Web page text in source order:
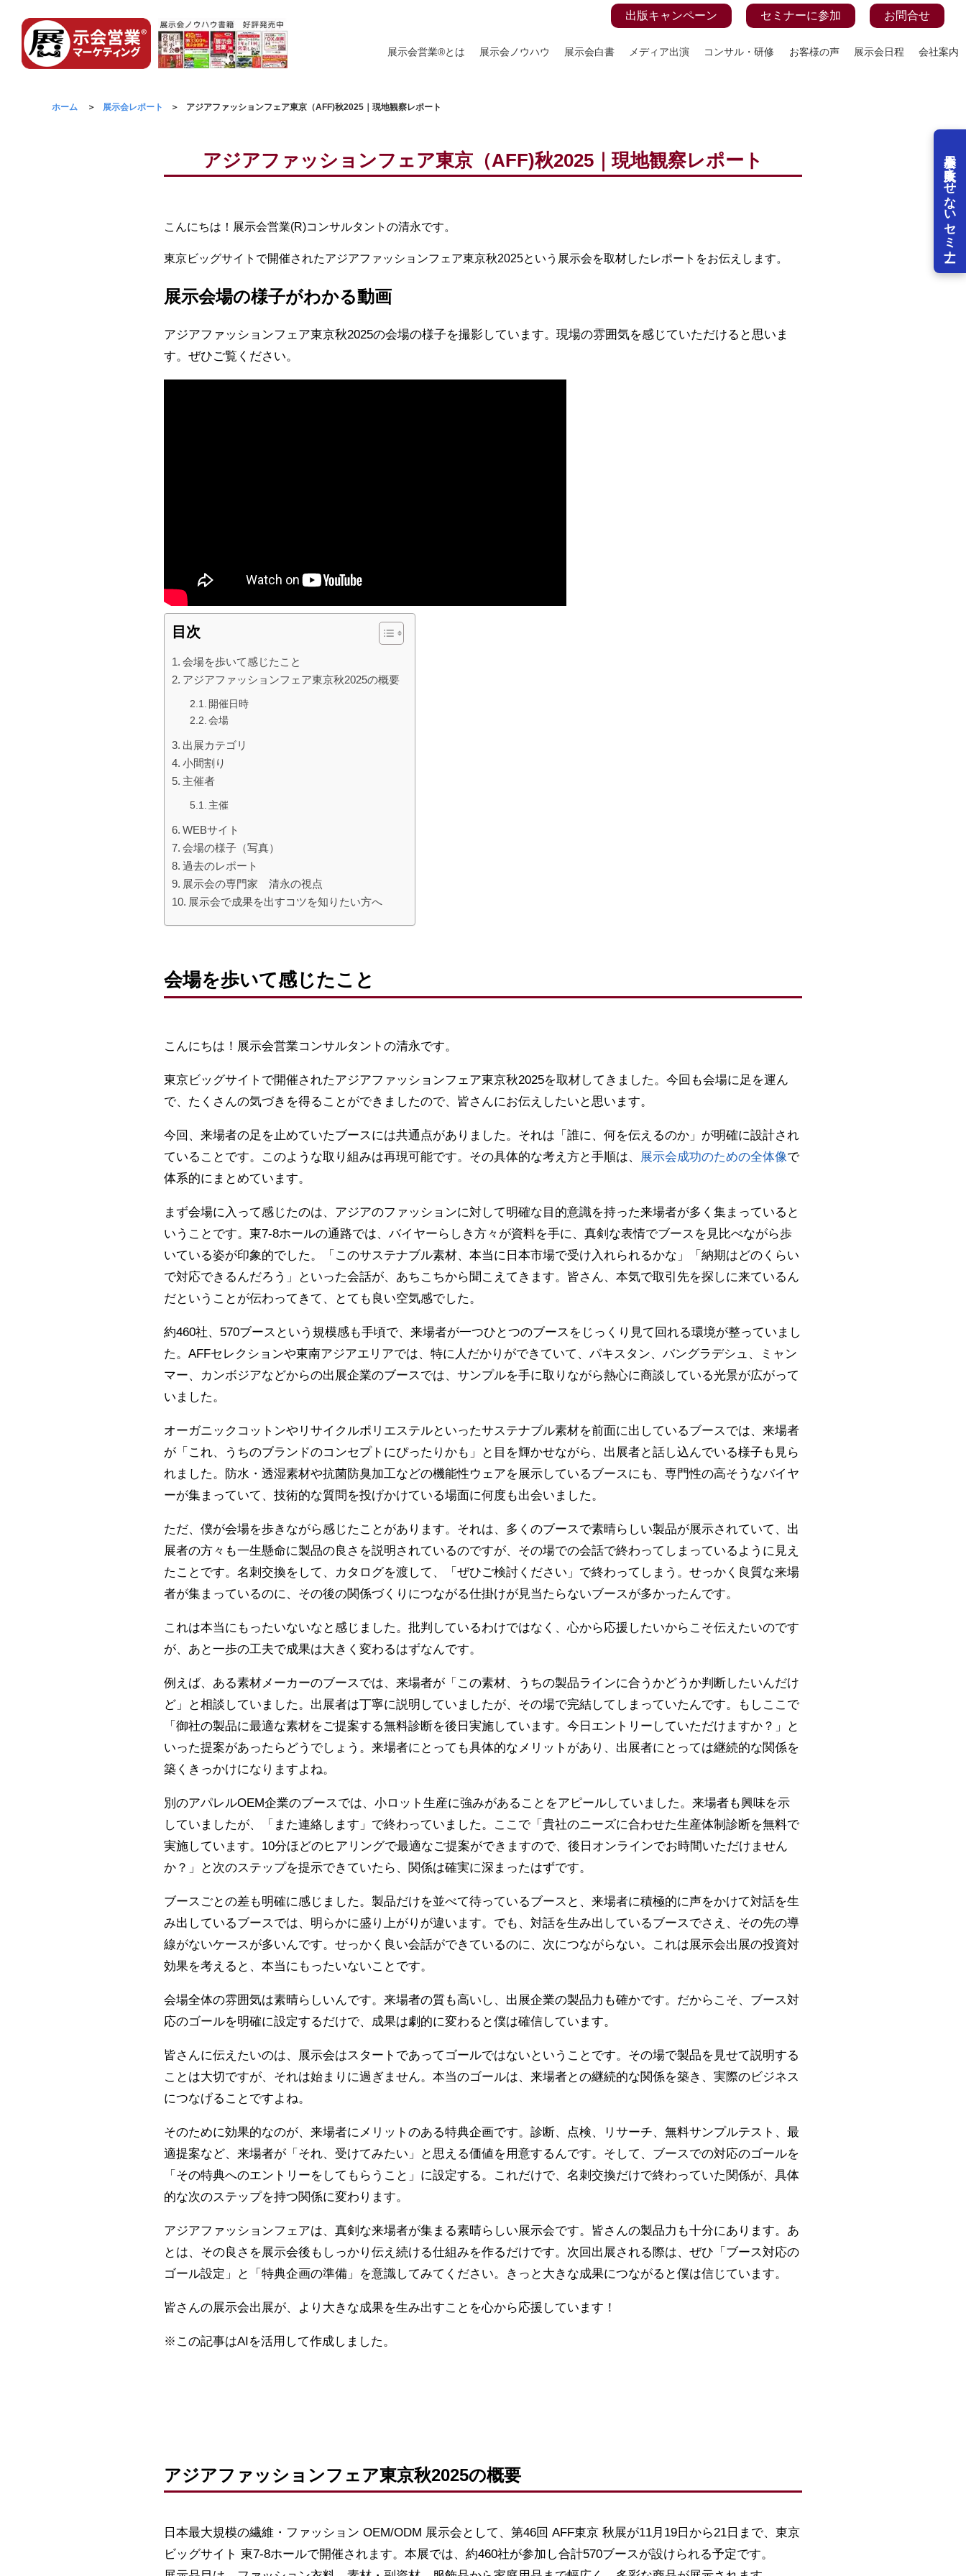
展示会を失敗させないセミナー
出版キャンペーン セミナーに参加 お問合せ
展示会営業®とは 展示会ノウハウ 展示会白書 メディア出演 コンサル・研修 お客様の声 展示会日程 会社案内
ホーム 展示会レポート アジアファッションフェア東京（AFF)秋2025｜現地観察レポート
アジアファッションフェア東京（AFF)秋2025｜現地観察レポート
こんにちは！展示会営業(R)コンサルタントの清永です。
東京ビッグサイトで開催されたアジアファッションフェア東京秋2025という展示会を取材したレポートをお伝えします。
展示会場の様子がわかる動画
アジアファッションフェア東京秋2025の会場の様子を撮影しています。現場の雰囲気を感じていただけると思いま
す。ぜひご覧ください。
目次
会場を歩いて感じたこと
アジアファッションフェア東京秋2025の概要
開催日時
会場
出展カテゴリ
小間割り
主催者
主催
WEBサイト
会場の様子（写真）
過去のレポート
展示会の専門家 清永の視点
展示会で成果を出すコツを知りたい方へ
会場を歩いて感じたこと
こんにちは！展示会営業コンサルタントの清永です。
東京ビッグサイトで開催されたアジアファッションフェア東京秋2025を取材してきました。今回も会場に足を運ん
で、たくさんの気づきを得ることができましたので、皆さんにお伝えしたいと思います。
今回、来場者の足を止めていたブースには共通点がありました。それは「誰に、何を伝えるのか」が明確に設計され
ていることです。このような取り組みは再現可能です。その具体的な考え方と手順は、 展示会成功のための全体像で
体系的にまとめています。
まず会場に入って感じたのは、アジアのファッションに対して明確な目的意識を持った来場者が多く集まっていると
いうことです。東7-8ホールの通路では、バイヤーらしき方々が資料を手に、真剣な表情でブースを見比べながら歩
いている姿が印象的でした。「このサステナブル素材、本当に日本市場で受け入れられるかな」「納期はどのくらい
で対応できるんだろう」といった会話が、あちこちから聞こえてきます。皆さん、本気で取引先を探しに来ているん
だということが伝わってきて、とても良い空気感でした。
約460社、570ブースという規模感も手頃で、来場者が一つひとつのブースをじっくり見て回れる環境が整っていまし
た。AFFセレクションや東南アジアエリアでは、特に人だかりができていて、パキスタン、バングラデシュ、ミャン
マー、カンボジアなどからの出展企業のブースでは、サンプルを手に取りながら熱心に商談している光景が広がって
いました。
オーガニックコットンやリサイクルポリエステルといったサステナブル素材を前面に出しているブースでは、来場者
が「これ、うちのブランドのコンセプトにぴったりかも」と目を輝かせながら、出展者と話し込んでいる様子も見ら
れました。防水・透湿素材や抗菌防臭加工などの機能性ウェアを展示しているブースにも、専門性の高そうなバイヤ
ーが集まっていて、技術的な質問を投げかけている場面に何度も出会いました。
ただ、僕が会場を歩きながら感じたことがあります。それは、多くのブースで素晴らしい製品が展示されていて、出
展者の方々も一生懸命に製品の良さを説明されているのですが、その場での会話で終わってしまっているように見え
たことです。名刺交換をして、カタログを渡して、「ぜひご検討ください」で終わってしまう。せっかく良質な来場
者が集まっているのに、その後の関係づくりにつながる仕掛けが見当たらないブースが多かったんです。
これは本当にもったいないなと感じました。批判しているわけではなく、心から応援したいからこそ伝えたいのです
が、あと一歩の工夫で成果は大きく変わるはずなんです。
例えば、ある素材メーカーのブースでは、来場者が「この素材、うちの製品ラインに合うかどうか判断したいんだけ
ど」と相談していました。出展者は丁寧に説明していましたが、その場で完結してしまっていたんです。もしここで
「御社の製品に最適な素材をご提案する無料診断を後日実施しています。今日エントリーしていただけますか？」と
いった提案があったらどうでしょう。来場者にとっても具体的なメリットがあり、出展者にとっては継続的な関係を
築くきっかけになりますよね。
別のアパレルOEM企業のブースでは、小ロット生産に強みがあることをアピールしていました。来場者も興味を示
していましたが、「また連絡します」で終わっていました。ここで「貴社のニーズに合わせた生産体制診断を無料で
実施しています。10分ほどのヒアリングで最適なご提案ができますので、後日オンラインでお時間いただけません
か？」と次のステップを提示できていたら、関係は確実に深まったはずです。
ブースごとの差も明確に感じました。製品だけを並べて待っているブースと、来場者に積極的に声をかけて対話を生
み出しているブースでは、明らかに盛り上がりが違います。でも、対話を生み出しているブースでさえ、その先の導
線がないケースが多いんです。せっかく良い会話ができているのに、次につながらない。これは展示会出展の投資対
効果を考えると、本当にもったいないことです。
会場全体の雰囲気は素晴らしいんです。来場者の質も高いし、出展企業の製品力も確かです。だからこそ、ブース対
応のゴールを明確に設定するだけで、成果は劇的に変わると僕は確信しています。
皆さんに伝えたいのは、展示会はスタートであってゴールではないということです。その場で製品を見せて説明する
ことは大切ですが、それは始まりに過ぎません。本当のゴールは、来場者との継続的な関係を築き、実際のビジネス
につなげることですよね。
そのために効果的なのが、来場者にメリットのある特典企画です。診断、点検、リサーチ、無料サンプルテスト、最
適提案など、来場者が「それ、受けてみたい」と思える価値を用意するんです。そして、ブースでの対応のゴールを
「その特典へのエントリーをしてもらうこと」に設定する。これだけで、名刺交換だけで終わっていた関係が、具体
的な次のステップを持つ関係に変わります。
アジアファッションフェアは、真剣な来場者が集まる素晴らしい展示会です。皆さんの製品力も十分にあります。あ
とは、その良さを展示会後もしっかり伝え続ける仕組みを作るだけです。次回出展される際は、ぜひ「ブース対応の
ゴール設定」と「特典企画の準備」を意識してみてください。きっと大きな成果につながると僕は信じています。
皆さんの展示会出展が、より大きな成果を生み出すことを心から応援しています！
※この記事はAIを活用して作成しました。
アジアファッションフェア東京秋2025の概要
日本最大規模の繊維・ファッション OEM/ODM 展示会として、第46回 AFF東京 秋展が11月19日から21日まで、東京
ビッグサイト 東7-8ホールで開催されます。本展では、約460社が参加し合計570ブースが設けられる予定です。